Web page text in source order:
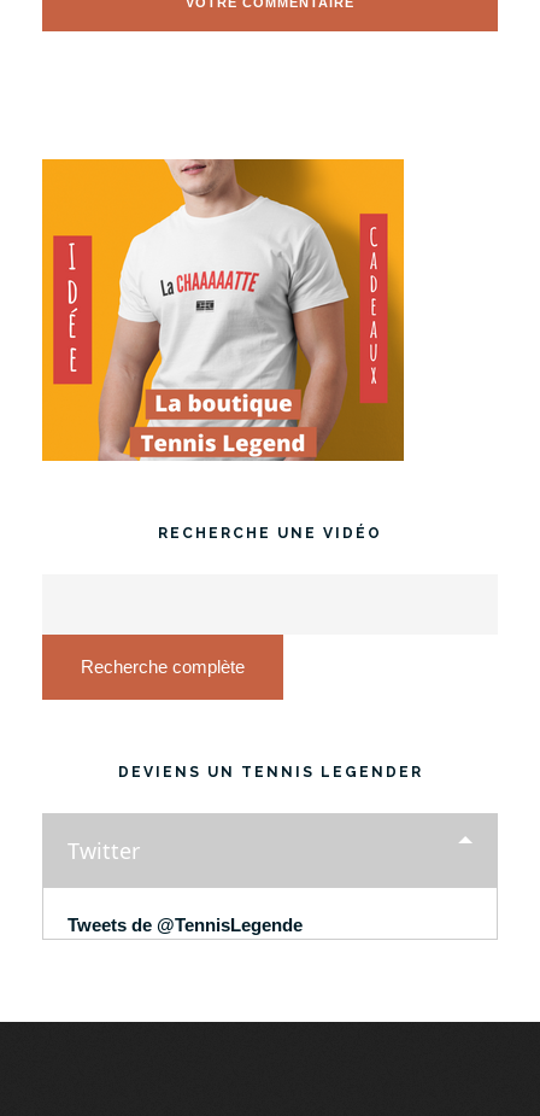
RECHERCHE UNE VIDÉO
Recherche complète
DEVIENS UN TENNIS LEGENDER
Twitter
Tweets de @TennisLegende